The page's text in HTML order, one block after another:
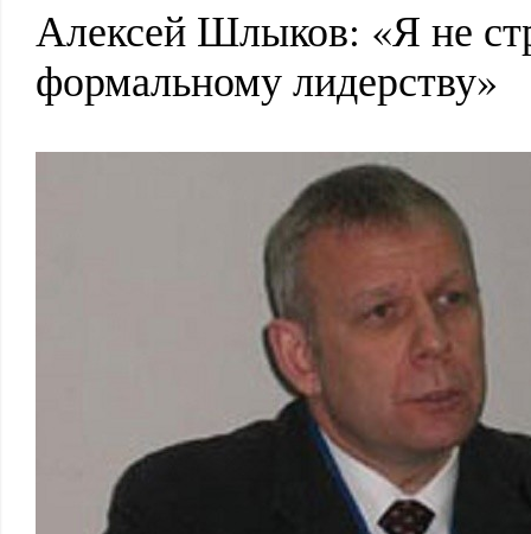
Алексей Шлыков: «Я не
формальному лидерству»